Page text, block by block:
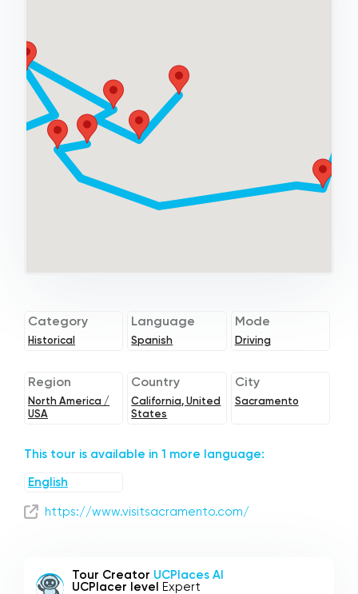
Category
Historical
Language
Spanish
Mode
Driving
Region
North America /
USA
Country
California, United
States
City
Sacramento
This tour is available in 1 more language:
English
https://www.visitsacramento.com/
Tour Creator UCPlaces AI
UCPlacer level Expert